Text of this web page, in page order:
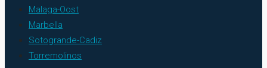
Malaga-Oost
Marbella
Sotogrande-Cadiz
Torremolinos